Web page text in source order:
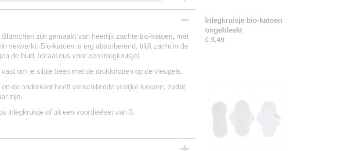
zijn gemaakt van heerlijk zachte bio-katoen, met
verwerkt. Bio-katoen is erg absorberend, blijft zacht in de
de huid. Ideaal dus voor een inlegkruisje!
om je slipje heen met de drukknopen op de vleugels.
de onderkant heeft verschillende vrolijke kleuren, zodat
zijn.
inlegkruisje of uit een voordeelset van 3.
Inlegkruisje bio-katoen
ongebleekt
€ 3,49